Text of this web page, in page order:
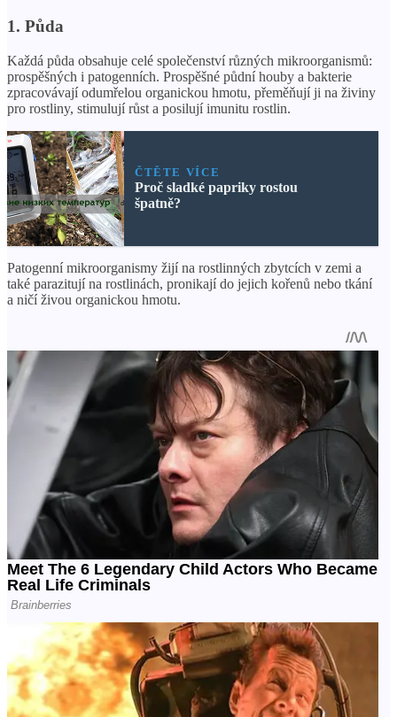
1. Půda
Každá půda obsahuje celé společenství různých mikroorganismů:
prospěšných i patogenních. Prospěšné půdní houby a bakterie
zpracovávají odumřelou organickou hmotu, přeměňují ji na živiny
pro rostliny, stimulují růst a posilují imunitu rostlin.
ČTĚTE VÍCE
Proč sladké papriky rostou
špatně?
Patogenní mikroorganismy žijí na rostlinných zbytcích v zemi a
také parazitují na rostlinách, pronikají do jejich kořenů nebo tkání
a ničí živou organickou hmotu.